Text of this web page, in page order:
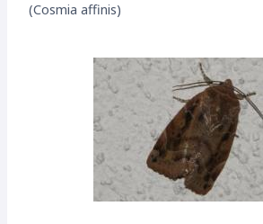
(Cosmia affinis)